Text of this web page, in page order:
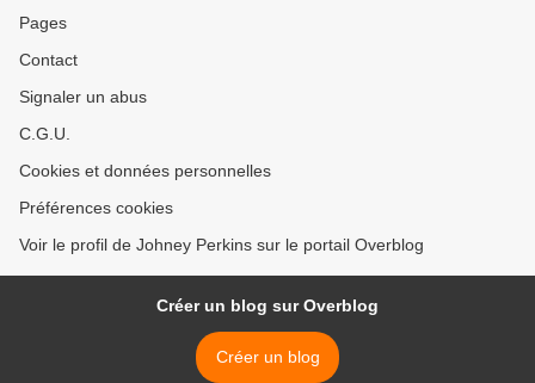
Pages
Contact
Signaler un abus
C.G.U.
Cookies et données personnelles
Préférences cookies
Voir le profil de Johney Perkins sur le portail Overblog
Créer un blog sur Overblog
Créer un blog